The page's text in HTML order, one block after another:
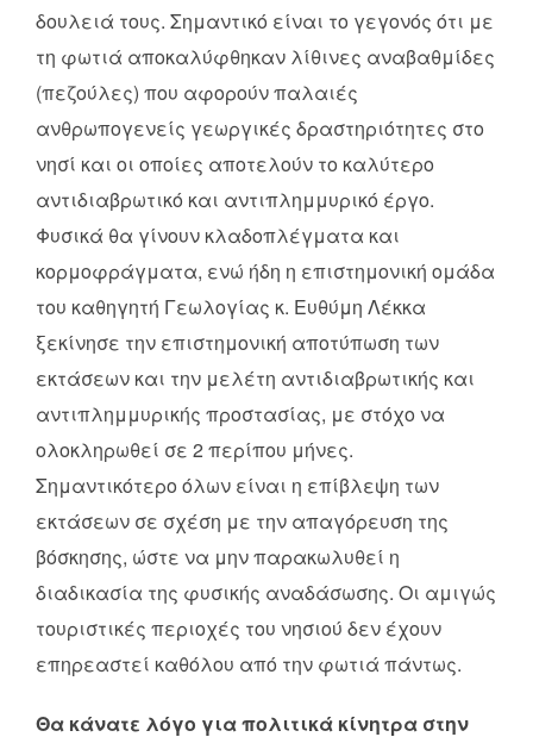
δουλειά τους. Σημαντικό είναι το γεγονός ότι με
τη φωτιά αποκαλύφθηκαν λίθινες αναβαθμίδες
(πεζούλες) που αφορούν παλαιές
ανθρωπογενείς γεωργικές δραστηριότητες στο
νησί και οι οποίες αποτελούν το καλύτερο
αντιδιαβρωτικό και αντιπλημμυρικό έργο.
Φυσικά θα γίνουν κλαδοπλέγματα και
κορμοφράγματα, ενώ ήδη η επιστημονική ομάδα
του καθηγητή Γεωλογίας κ. Ευθύμη Λέκκα
ξεκίνησε την επιστημονική αποτύπωση των
εκτάσεων και την μελέτη αντιδιαβρωτικής και
αντιπλημμυρικής προστασίας, με στόχο να
ολοκληρωθεί σε 2 περίπου μήνες.
Σημαντικότερο όλων είναι η επίβλεψη των
εκτάσεων σε σχέση με την απαγόρευση της
βόσκησης, ώστε να μην παρακωλυθεί η
διαδικασία της φυσικής αναδάσωσης. Οι αμιγώς
τουριστικές περιοχές του νησιού δεν έχουν
επηρεαστεί καθόλου από την φωτιά πάντως.
Θα κάνατε λόγο για πολιτικά κίνητρα στην